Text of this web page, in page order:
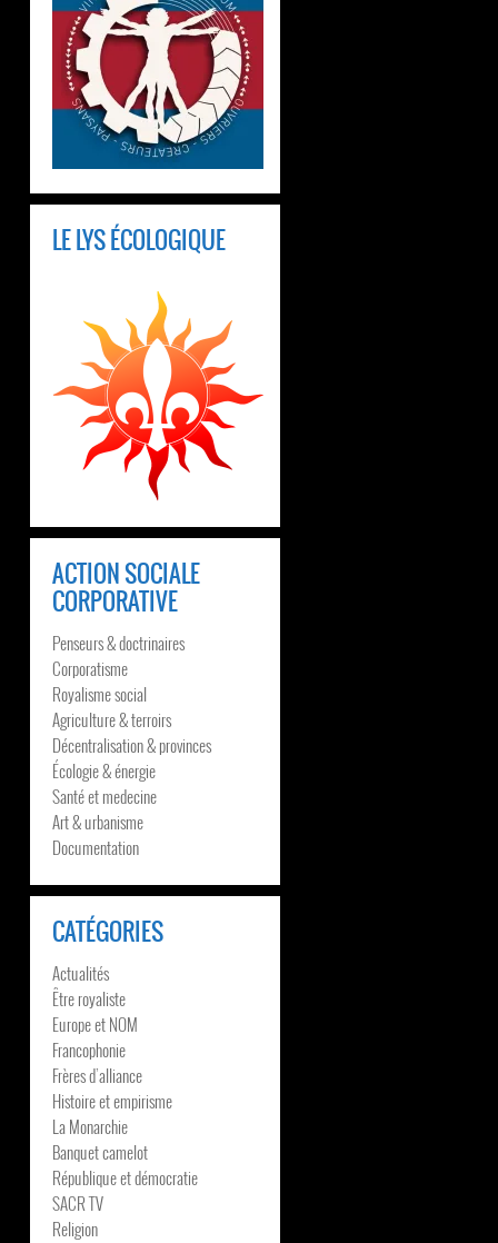
LE LYS ÉCOLOGIQUE
ACTION SOCIALE
CORPORATIVE
Penseurs & doctrinaires
Corporatisme
Royalisme social
Agriculture & terroirs
Décentralisation & provinces
Écologie & énergie
Santé et medecine
Art & urbanisme
Documentation
CATÉGORIES
Actualités
Être royaliste
Europe et NOM
Francophonie
Frères d’alliance
Histoire et empirisme
La Monarchie
Banquet camelot
République et démocratie
SACR TV
Religion